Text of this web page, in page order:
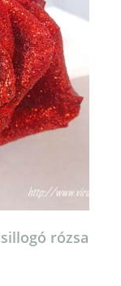
rózsa